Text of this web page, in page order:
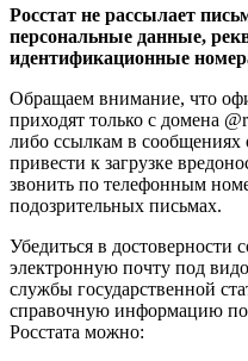
Росстат не рассылает
персональные данные,
идентификационные
Обращаем внимание, что
приходят только с домена
либо ссылкам в
привести к загрузке
звонить по телефонным
подозрительных письмах.
Убедиться в достоверности
электронную почту под
службы государственной
справочную информацию по
Росстата можно: